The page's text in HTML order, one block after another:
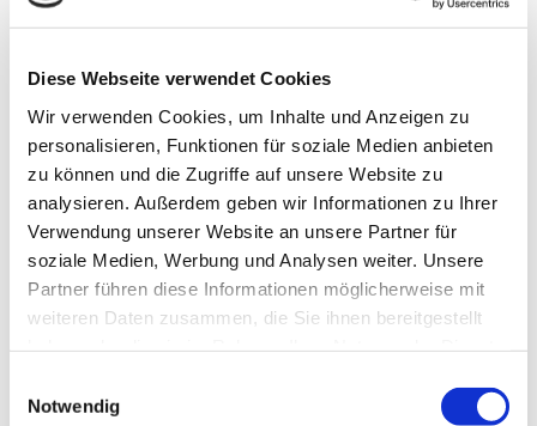
Diese Webseite verwendet Cookies
Wir verwenden Cookies, um Inhalte und Anzeigen zu
personalisieren, Funktionen für soziale Medien anbieten
zu können und die Zugriffe auf unsere Website zu
analysieren. Außerdem geben wir Informationen zu Ihrer
Verwendung unserer Website an unsere Partner für
soziale Medien, Werbung und Analysen weiter. Unsere
Partner führen diese Informationen möglicherweise mit
weiteren Daten zusammen, die Sie ihnen bereitgestellt
Cookies, wenn Sie unsere Webseite weiterhin nutzen.
Notwendig
Wo
Bahnhofstr. 41 · 66538 Neunkirchen
Website
Liebe Lesende, die Buchhandlung Bücher König
besteht in Neunkirchen seit 1986 und feiert in
gehört die wunderbare Dorfbuchhandlung Hahn in